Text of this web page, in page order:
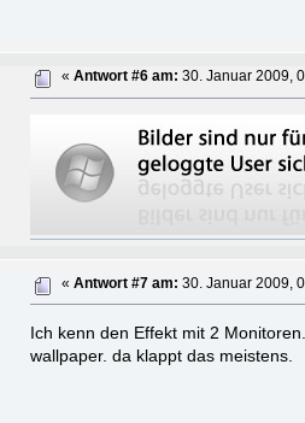
«Antwort #6 am: 30. Januar 2009,
«Antwort #7 am: 30. Januar 2009,
Ich kenn den Effekt mit 2
wallpaper. da klappt das meistens.